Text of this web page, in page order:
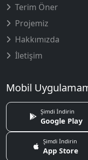
Terim Öner
Projemiz
Hakkımızda
İletişim
Mobil
Şimdi İndirin
Google Play
Şimdi İndirin
App Store